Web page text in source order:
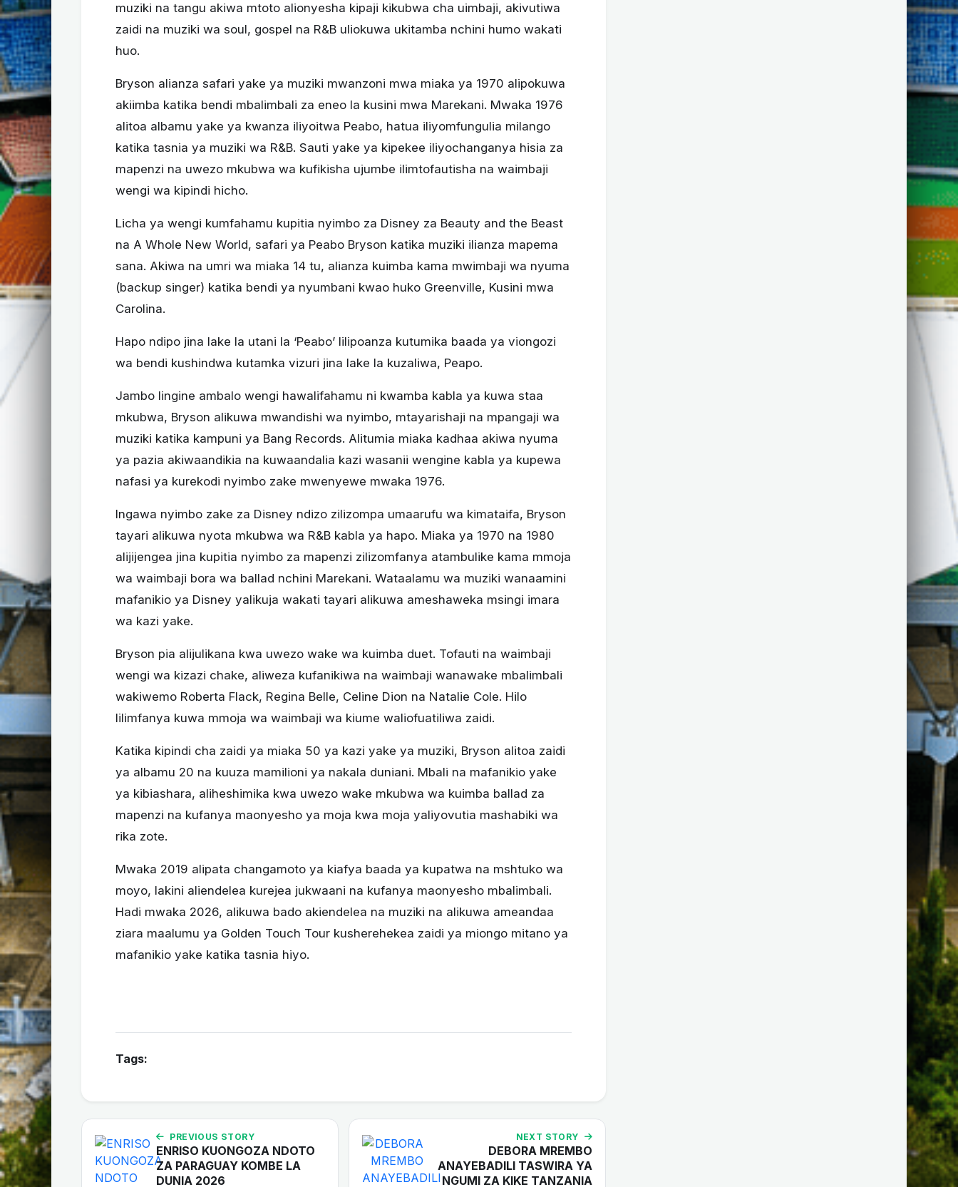
muziki na tangu akiwa mtoto alionyesha kipaji kikubwa cha uimbaji, akivutiwa
zaidi na muziki wa soul, gospel na R&B uliokuwa ukitamba nchini humo wakati
huo.
Bryson alianza safari yake ya muziki mwanzoni mwa miaka ya 1970 alipokuwa
akiimba katika bendi mbalimbali za eneo la kusini mwa Marekani. Mwaka 1976
alitoa albamu yake ya kwanza iliyoitwa Peabo, hatua iliyomfungulia milango
katika tasnia ya muziki wa R&B. Sauti yake ya kipekee iliyochanganya hisia za
mapenzi na uwezo mkubwa wa kufikisha ujumbe ilimtofautisha na waimbaji
wengi wa kipindi hicho.
Licha ya wengi kumfahamu kupitia nyimbo za Disney za Beauty and the Beast
na A Whole New World, safari ya Peabo Bryson katika muziki ilianza mapema
sana. Akiwa na umri wa miaka 14 tu, alianza kuimba kama mwimbaji wa nyuma
(backup singer) katika bendi ya nyumbani kwao huko Greenville, Kusini mwa
Carolina.
Hapo ndipo jina lake la utani la ‘Peabo’ lilipoanza kutumika baada ya viongozi
wa bendi kushindwa kutamka vizuri jina lake la kuzaliwa, Peapo.
Jambo lingine ambalo wengi hawalifahamu ni kwamba kabla ya kuwa staa
mkubwa, Bryson alikuwa mwandishi wa nyimbo, mtayarishaji na mpangaji wa
muziki katika kampuni ya Bang Records. Alitumia miaka kadhaa akiwa nyuma
ya pazia akiwaandikia na kuwaandalia kazi wasanii wengine kabla ya kupewa
nafasi ya kurekodi nyimbo zake mwenyewe mwaka 1976.
Ingawa nyimbo zake za Disney ndizo zilizompa umaarufu wa kimataifa, Bryson
tayari alikuwa nyota mkubwa wa R&B kabla ya hapo. Miaka ya 1970 na 1980
alijijengea jina kupitia nyimbo za mapenzi zilizomfanya atambulike kama mmoja
wa waimbaji bora wa ballad nchini Marekani. Wataalamu wa muziki wanaamini
mafanikio ya Disney yalikuja wakati tayari alikuwa ameshaweka msingi imara
wa kazi yake.
Bryson pia alijulikana kwa uwezo wake wa kuimba duet. Tofauti na waimbaji
wengi wa kizazi chake, aliweza kufanikiwa na waimbaji wanawake mbalimbali
wakiwemo Roberta Flack, Regina Belle, Celine Dion na Natalie Cole. Hilo
lilimfanya kuwa mmoja wa waimbaji wa kiume waliofuatiliwa zaidi.
Katika kipindi cha zaidi ya miaka 50 ya kazi yake ya muziki, Bryson alitoa zaidi
ya albamu 20 na kuuza mamilioni ya nakala duniani. Mbali na mafanikio yake
ya kibiashara, aliheshimika kwa uwezo wake mkubwa wa kuimba ballad za
mapenzi na kufanya maonyesho ya moja kwa moja yaliyovutia mashabiki wa
rika zote.
Mwaka 2019 alipata changamoto ya kiafya baada ya kupatwa na mshtuko wa
moyo, lakini aliendelea kurejea jukwaani na kufanya maonyesho mbalimbali.
Hadi mwaka 2026, alikuwa bado akiendelea na muziki na alikuwa ameandaa
ziara maalumu ya Golden Touch Tour kusherehekea zaidi ya miongo mitano ya
mafanikio yake katika tasnia hiyo.
Tags:
PREVIOUS STORY
ENRISO KUONGOZA NDOTO
ZA PARAGUAY KOMBE LA
DUNIA 2026
NEXT STORY
DEBORA MREMBO
ANAYEBADILI TASWIRA YA
NGUMI ZA KIKE TANZANIA